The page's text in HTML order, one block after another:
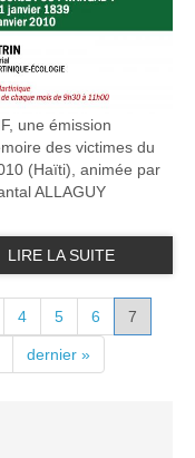
une émission
des victimes du
(Haïti), animée par
ALLAGUY
LIRE LA SUITE
4 5 6 7
dernier »